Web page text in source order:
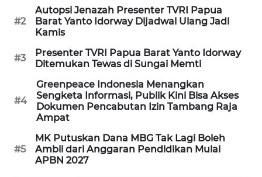
#2
Autopsi Jenazah Presenter TVRI Papua
Barat Yanto Idorway Dijadwal Ulang Jadi
Kamis
#3
Presenter TVRI Papua Barat Yanto Idorway
Ditemukan Tewas di Sungai Memti
#4
Greenpeace Indonesia Menangkan
Sengketa Informasi, Publik Kini Bisa Akses
Dokumen Pencabutan Izin Tambang Raja
Ampat
#5
MK Putuskan Dana MBG Tak Lagi Boleh
Ambil dari Anggaran Pendidikan Mulai
APBN 2027
METRO
NEWS
METRO
JAKARTA
NEWS
KRT
NEWS